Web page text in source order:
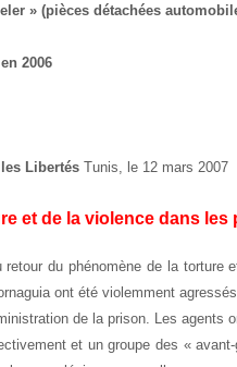
» (pièces détachées
2006
Libertés Tunis, le 12 mars 2007
et de la violence dans les
du phénomène de la torture
ont été violemment
de la prison. Les agents
et un groupe des «